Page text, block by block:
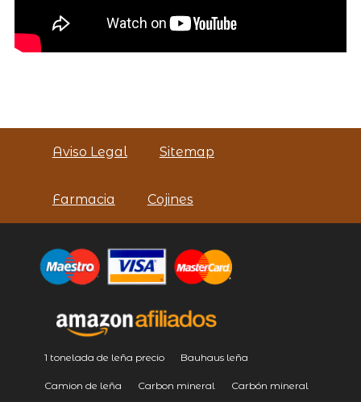
Aviso Legal Sitemap
Farmacia Cojines
1 tonelada de leña precio Bauhaus leña
Camion de leña Carbon mineral Carbón mineral